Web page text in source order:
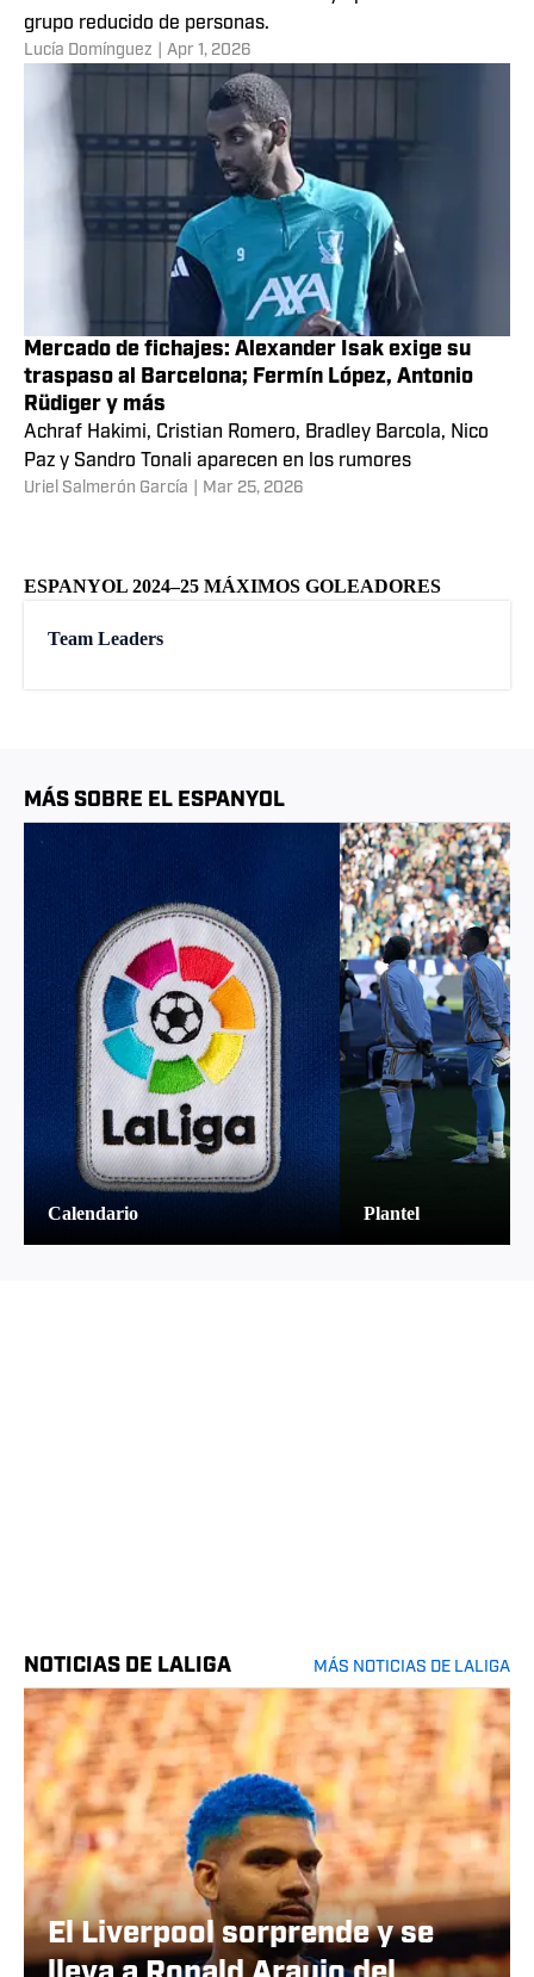
grupo reducido de personas.
Lucía Domínguez Apr 1, 2026
Mercado de fichajes: Alexander Isak exige su
traspaso al Barcelona; Fermín López, Antonio
Rüdiger y más
Achraf Hakimi, Cristian Romero, Bradley Barcola, Nico
Paz y Sandro Tonali aparecen en los rumores
Uriel Salmerón García Mar 25, 2026
ESPANYOL 2024–25 MÁXIMOS GOLEADORES
Team Leaders
MÁS SOBRE EL ESPANYOL
Calendario Plantel
NOTICIAS DE LALIGA MÁS NOTICIAS DE LALIGA
El Liverpool sorprende y se